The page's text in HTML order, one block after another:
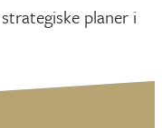
planer i